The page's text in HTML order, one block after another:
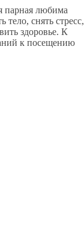
парная любима
снять стресс,
здоровье. К
к посещению